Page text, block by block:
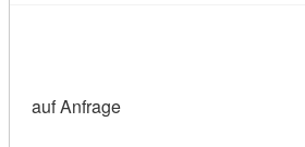
auf Anfrage